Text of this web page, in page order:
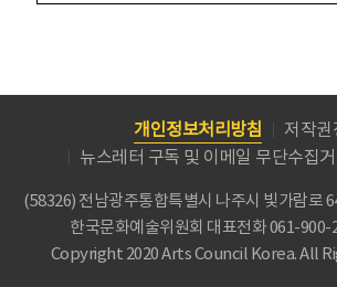
개인정보처리방침
저작권
뉴스레터 구독 및 이메일 무단수집
(58326) 전남광주통합특별시 나주시 빛가람로
한국문화예술위원회 대표전화 061-900-
Copyright 2020 Arts Council Korea. All